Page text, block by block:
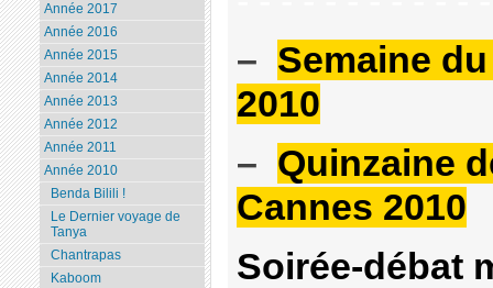
– Semaine
2010
– Quinzaine
Cannes 2010
Soirée-débat
Année 2017
Année 2016
Année 2015
Année 2014
Année 2013
Année 2012
Année 2011
Année 2010
Benda Bilili !
Le Dernier voyage de
Tanya
Chantrapas
Kaboom